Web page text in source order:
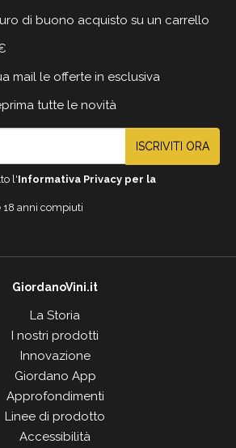
di buono acquisto su un carrello
mail le offerte in esclusiva
tutte le novità
ISCRIVITI ORA
l'Informativa Privacy per la
18 anni compiuti
GiordanoVini.it
La Storia
I nostri prodotti
Innovazione
Giordano App
Approfondimenti
Linee di prodotto
Accessibilità